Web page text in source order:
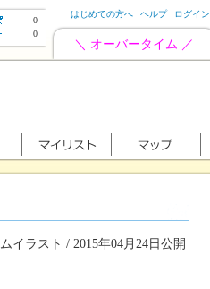
0
0
はじめての方へ ヘルプ ログイン
＼ オーバータイム ／
イラスト / 2015年04月24日公開